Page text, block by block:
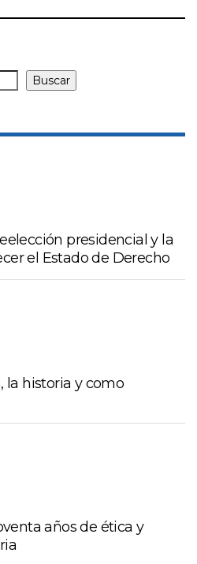
Buscar
presidencial y la
el Estado de Derecho
la historia y como
años de ética y